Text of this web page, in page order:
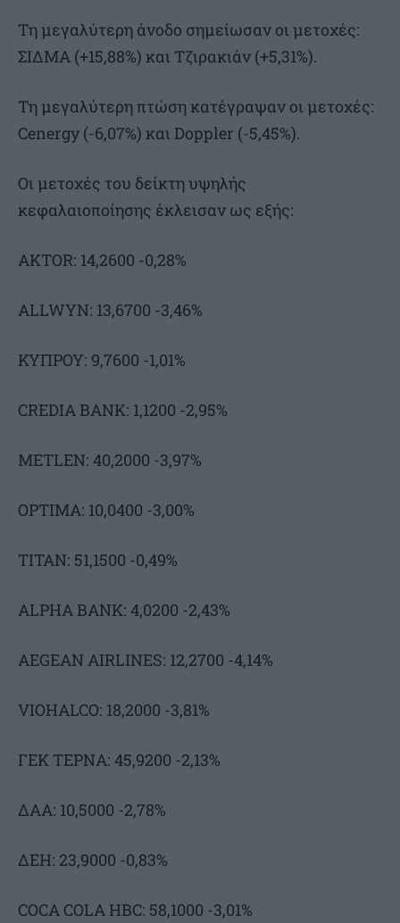
Τη μεγαλύτερη άνοδο σημείωσαν οι μετοχές:
ΣΙΔΜΑ (+15,88%) και Τζιρακιάν (+5,31%).
Τη μεγαλύτερη πτώση κατέγραψαν οι μετοχές:
Cenergy (-6,07%) και Doppler (-5,45%).
Οι μετοχές του δείκτη υψηλής
κεφαλαιοποίησης έκλεισαν ως εξής:
AKTOR: 14,2600 -0,28%
ALLWYN: 13,6700 -3,46%
ΚΥΠΡΟΥ: 9,7600 -1,01%
CREDIA BANK: 1,1200 -2,95%
METLEN: 40,2000 -3,97%
OPTIMA: 10,0400 -3,00%
ΤΙΤΑΝ: 51,1500 -0,49%
ALPHA BANK: 4,0200 -2,43%
AEGEAN AIRLINES: 12,2700 -4,14%
VIOHALCO: 18,2000 -3,81%
ΓΕΚ ΤΕΡΝΑ: 45,9200 -2,13%
ΔΑΑ: 10,5000 -2,78%
ΔΕΗ: 23,9000 -0,83%
COCA COLA HBC: 58,1000 -3,01%